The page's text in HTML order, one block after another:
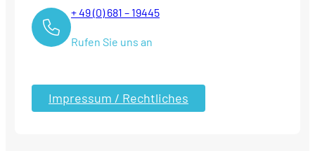
+ 49 (0) 681 – 19445
Rufen Sie uns an
Impressum / Rechtliches